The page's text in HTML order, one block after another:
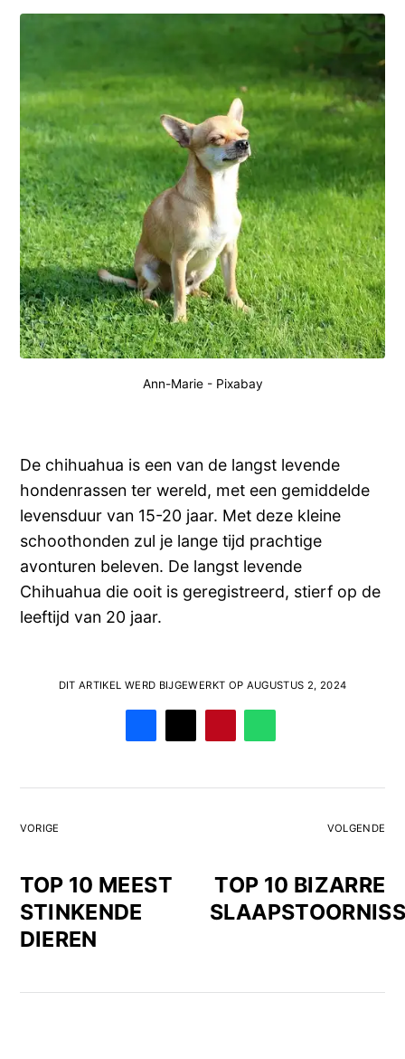
Ann-Marie- Pixabay
De chihuahua is een van de langst levende
hondenrassen ter wereld, met een gemiddelde
levensduur van 15-20 jaar. Met deze kleine
schoothonden zul je lange tijd prachtige
avonturen beleven. De langst levende
Chihuahua die ooit is geregistreerd, stierf op de
leeftijd van 20 jaar.
DIT ARTIKEL WERD BIJGEWERKT OP AUGUSTUS 2, 2024
VORIGE
TOP 10 MEEST
STINKENDE
DIEREN
VOLGENDE
TOP 10 BIZARRE